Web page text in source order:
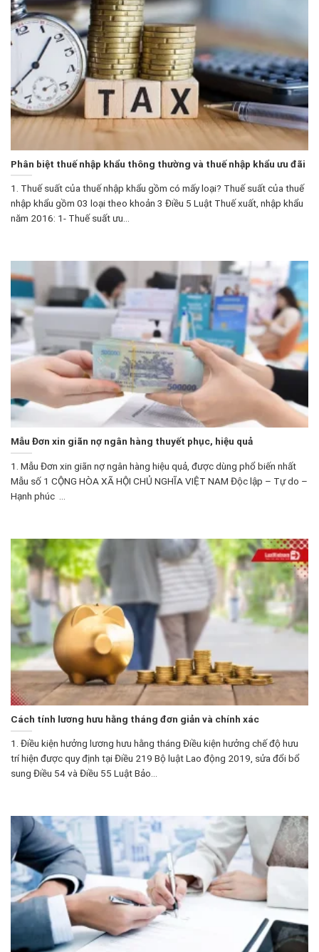
Phân biệt thuế nhập khẩu thông thường và thuế nhập khẩu ưu đãi
1. Thuế suất của thuế nhập khẩu gồm có mấy loại? Thuế suất của thuế
nhập khẩu gồm 03 loại theo khoản 3 Điều 5 Luật Thuế xuất, nhập khẩu
năm 2016: 1- Thuế suất ưu...
Mẫu Đơn xin giãn nợ ngân hàng thuyết phục, hiệu quả
1. Mẫu Đơn xin giãn nợ ngân hàng hiệu quả, được dùng phổ biến nhất
Mẫu số 1 CỘNG HÒA XÃ HỘI CHỦ NGHĨA VIỆT NAM Độc lập – Tự do –
Hạnh phúc ...
Cách tính lương hưu hằng tháng đơn giản và chính xác
1. Điều kiện hưởng lương hưu hằng tháng Điều kiện hưởng chế độ hưu
trí hiện được quy định tại Điều 219 Bộ luật Lao động 2019, sửa đổi bổ
sung Điều 54 và Điều 55 Luật Bảo...